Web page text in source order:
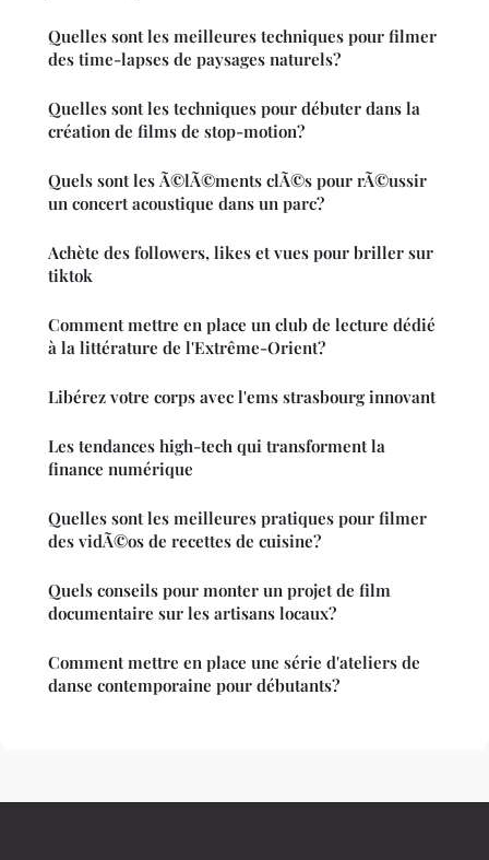
Quelles sont les meilleures techniques pour filmer
des time-lapses de paysages naturels?
Quelles sont les techniques pour débuter dans la
création de films de stop-motion?
Quels sont les Ã©lÃ©ments clÃ©s pour rÃ©ussir
un concert acoustique dans un parc?
Achète des followers, likes et vues pour briller sur
tiktok
Comment mettre en place un club de lecture dédié
à la littérature de l'Extrême-Orient?
Libérez votre corps avec l'ems strasbourg innovant
Les tendances high-tech qui transforment la
finance numérique
Quelles sont les meilleures pratiques pour filmer
des vidÃ©os de recettes de cuisine?
Quels conseils pour monter un projet de film
documentaire sur les artisans locaux?
Comment mettre en place une série d'ateliers de
danse contemporaine pour débutants?